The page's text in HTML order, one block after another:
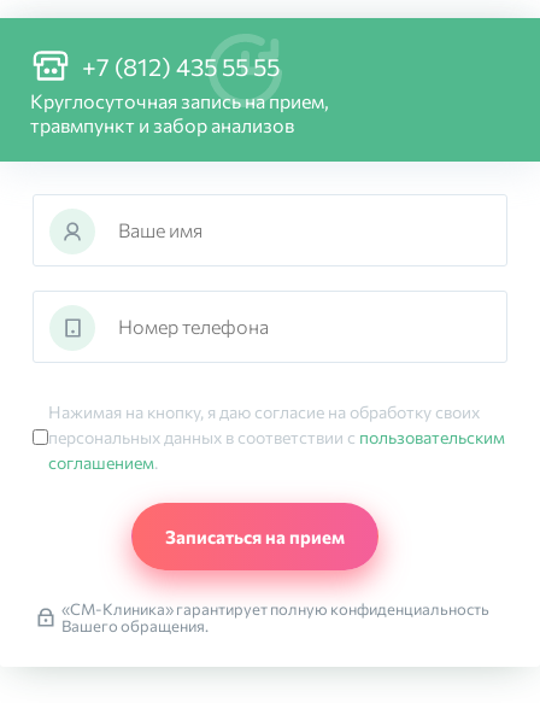
+7 (812) 435 55 55
Круглосуточная запись на прием,
травмпункт и забор анализов
Нажимая на кнопку, я даю согласие на обработку своих
персональных данных в соответствии с пользовательским
соглашением.
«СМ-Клиника» гарантирует полную конфиденциальность
Вашего обращения.